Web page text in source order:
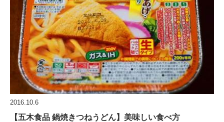
2016.10.6
【五木食品 鍋焼きつねうどん】美味しい食べ方